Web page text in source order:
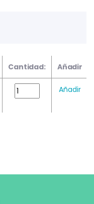
Cantidad: Añadir
Añadir